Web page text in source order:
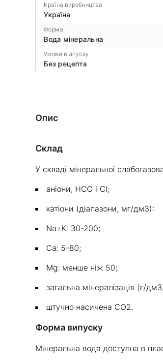
Країна виробництва
Україна
Форма
Вода мінеральна
Умови відпуску
Без рецепта
Опис
Склад
У складі мінеральної
аніони, HCO і Cl;
катіони (діапазони, мг/дм3):
Na+K: 30-200;
Ca: 5-80;
Mg: менше ніж 50;
загальна мінералізація (г/
штучно насичена CO2.
Форма випуску
Мінеральна вода доступна в